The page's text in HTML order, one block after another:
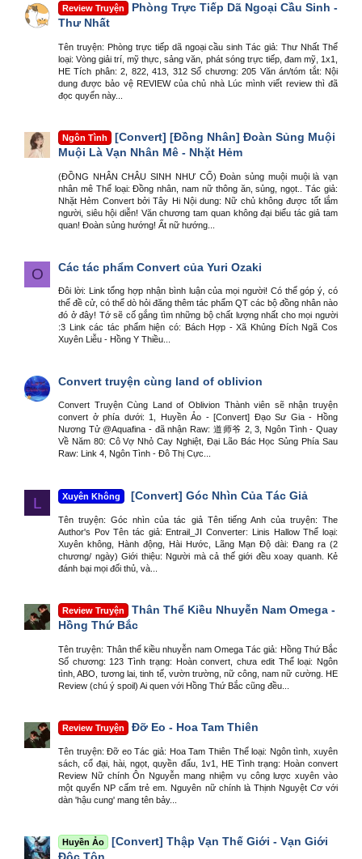
Review Truyện
Phòng Trực Tiếp Dã Ngoại Cầu Sinh -
Thư Nhất
Tên truyện: Phòng trực tiếp dã ngoại cầu sinh Tác giả: Thư Nhất Thể
loại: Vòng giải trí, mỹ thực, sảng văn, phát sóng trực tiếp, đam mỹ, 1x1,
HE Tích phân: 2, 822, 413, 312 Số chương: 205 Văn án/tóm tắt: Nội
dung được bảo vệ REVIEW của chủ nhà Lúc mình viết review thì đã
đọc quyển này...
Ngôn Tình
[Convert] [Đồng Nhân] Đoàn Sủng Muội
Muội Là Vạn Nhân Mê - Nhặt Hẻm
(ĐỒNG NHÂN CHÂU SINH NHƯ CỐ) Đoàn sủng muội muội là vạn
nhân mê Thể loại: Đồng nhân, nam nữ thông ăn, sủng, ngọt.. Tác giả:
Nhặt Hẻm Convert bởi Tây Hi Nội dung: Nữ chủ không được tốt lắm
người, siêu hội diễn! Văn chương tam quan không đại biểu tác giả tam
quan! Đoàn sủng hướng! Ất nữ hướng...
O Các tác phẩm Convert của Yuri Ozaki
Đôi lời: Link tổng hợp nhận bình luận của mọi người! Có thể góp ý, có
thể đề cử, có thể dò hỏi đăng thêm tác phẩm QT các bộ đồng nhân nào
đó ở đây! Tớ sẽ cố gắng tìm những bộ chất lượng nhất cho mọi người
:3 Link các tác phẩm hiện có: Bách Hợp - Xã Khủng Đích Ngã Cos
Xuyên Liễu - Hồng Y Thiều...
Convert truyện cùng land of oblivion
Convert Truyện Cùng Land of Oblivion Thành viên sẽ nhận truyện
convert ở phía dưới: 1, Huyền Ảo - [Convert] Đạo Sư Gia - Hồng
Nương Tử @Aquafina - đã nhận Raw: 道师爷 2, 3, Ngôn Tình - Quay
Về Năm 80: Cô Vợ Nhỏ Cay Nghiệt, Đại Lão Bác Học Sủng Phía Sau
Raw: Link 4, Ngôn Tình - Đô Thị Cực...
L Xuyên Không [Convert] Góc Nhìn Của Tác Giả
Tên truyện: Góc nhìn của tác giả Tên tiếng Anh của truyện: The
Author's Pov Tên tác giả: Entrail_JI Converter: Linis Hallow Thể loại:
Xuyên không, Hành động, Hài Hước, Lãng Mạn Độ dài: Đang ra (2
chương/ ngày) Giới thiệu: Người mà cả thế giới đều xoay quanh. Kẻ
đánh bại mọi đối thủ, và...
Review Truyện
Thân Thể Kiều Nhuyễn Nam Omega -
Hồng Thứ Bắc
Tên truyện: Thân thể kiều nhuyễn nam Omega Tác giả: Hồng Thứ Bắc
Số chương: 123 Tình trạng: Hoàn convert, chưa edit Thể loại: Ngôn
tình, ABO, tương lai, tinh tế, vườn trường, nữ công, nam nữ cường. HE
Review (chú ý spoil) Ai quen với Hồng Thứ Bắc cũng đều...
Review Truyện Đỡ Eo - Hoa Tam Thiên
Tên truyện: Đỡ eo Tác giả: Hoa Tam Thiên Thể loại: Ngôn tình, xuyên
sách, cổ đại, hài, ngọt, quyền đấu, 1v1, HE Tình trạng: Hoàn convert
Review Nữ chính Ôn Nguyễn mang nhiệm vụ công lược xuyên vào
một quyển NP cấm trẻ em. Nguyên nữ chính là Thịnh Nguyệt Cơ với
dàn 'hậu cung' mang tên bảy...
Huyền Ảo
[Convert] Thập Vạn Thế Giới - Vạn Giới